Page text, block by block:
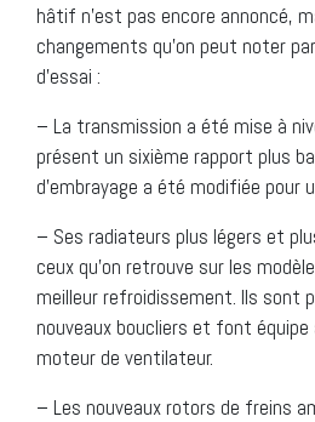
hâtif n’est pas encore annoncé,
changements qu’on peut noter
d’essai :
– La transmission a été mise à
présent un sixième rapport plus
d’embrayage a été modifiée pour
– Ses radiateurs plus légers et
ceux qu’on retrouve sur les
meilleur refroidissement. Ils sont
nouveaux boucliers et font équipe
moteur de ventilateur.
– Les nouveaux rotors de freins